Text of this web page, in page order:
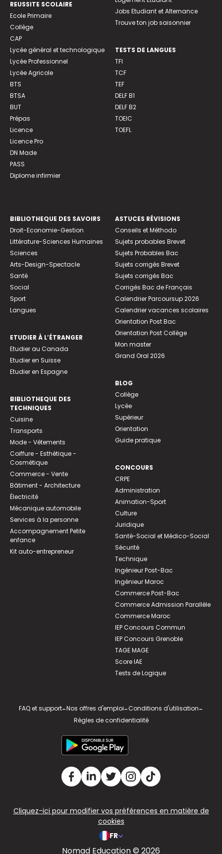
REUSSITE SCOLAIRE
Ecole Primaire
Collège
CAP
Lycée général et technologique
Lycée Professionnel
Lycée Agricole
BTS
BTSA
BUT
Prépas
Licence
Licence Pro
DN Made
PASS
Diplome infirmier
Jobs Etudiant et Alternance
Trouve ton job saisonnier
TESTS DE LANGUES
TFI
TCF
TEF
DELF B1
DELF B2
TOEIC
TOEFL
BIBLIOTHEQUE DES SAVOIRS
Droit-Economie-Gestion
Littérature-Sciences Humaines
Sciences
Arts-Design-Spectacle
Santé
Social
Sport
Langues
ETUDIER À L’ÉTRANGER
Etudier au Canada
Etudier en Suisse
Etudier en Espagne
BIBLIOTHEQUE DES
TECHNIQUES
Cuisine
Transports
Mode - Vêtements
Coiffure - Esthétique -
Cosmétique
Commerce - Vente
Bâtiment - Architecture
Électricité
Mécanique automobile
Services à la personne
Accompagnement Petite
enfance
Kit auto-entrepreneur
ASTUCES RÉVISIONS
Conseils et Méthodo
Sujets probables Brevet
Sujets Probables Bac
Sujets corrigés Brevet
Sujets corrigés Bac
Corrigés Bac de Français
Calendrier Parcoursup 2026
Calendrier vacances scolaires
Orientation Post Bac
Orientation Post Collège
Mon master
Grand Oral 2026
BLOG
Collège
Lycée
Supérieur
Orientation
Guide pratique
CONCOURS
CRPE
Administration
Animation-Sport
Culture
Juridique
Santé-Social et Médico-Social
Sécurité
Technique
Ingénieur Post-Bac
Ingénieur Maroc
Commerce Post-Bac
Commerce Admission Parallèle
Commerce Maroc
IEP Concours Commun
IEP Concours Grenoble
TAGE MAGE
Score IAE
Tests de Logique
FAQ et support-Nos offres d'emploi-Conditions d'utilisation-
Règles de confidentialité
Cliquez-ici pour modifier vos préférences en matière de
cookies
FR
Nomad Education © 2026